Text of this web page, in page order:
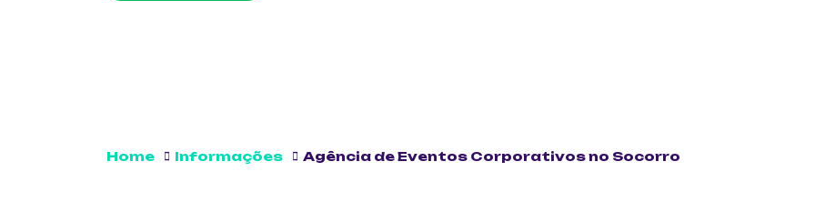
Home Informações Agência de Eventos Corporativos no Socorro